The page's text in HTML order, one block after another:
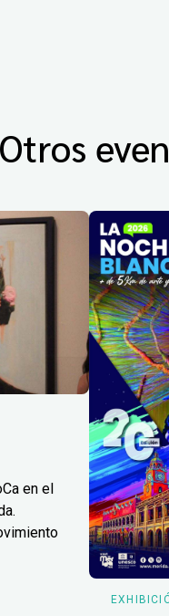
Otros
en el